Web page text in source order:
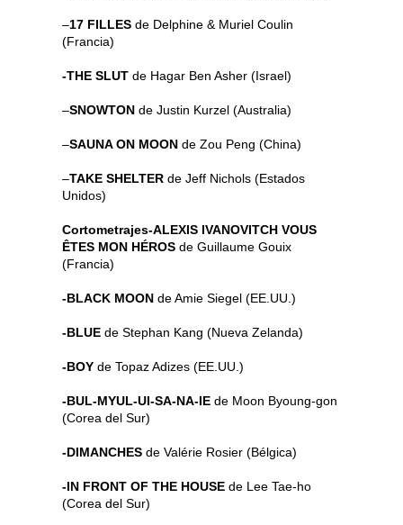
–17 FILLES de Delphine & Muriel Coulin
(Francia)
-THE SLUT de Hagar Ben Asher (Israel)
–SNOWTON de Justin Kurzel (Australia)
–SAUNA ON MOON de Zou Peng (China)
–TAKE SHELTER de Jeff Nichols (Estados
Unidos)
Cortometrajes-ALEXIS IVANOVITCH VOUS
ÊTES MON HÉROS de Guillaume Gouix
(Francia)
-BLACK MOON de Amie Siegel (EE.UU.)
-BLUE de Stephan Kang (Nueva Zelanda)
-BOY de Topaz Adizes (EE.UU.)
-BUL-MYUL-UI-SA-NA-IE de Moon Byoung-gon
(Corea del Sur)
-DIMANCHES de Valérie Rosier (Bélgica)
-IN FRONT OF THE HOUSE de Lee Tae-ho
(Corea del Sur)